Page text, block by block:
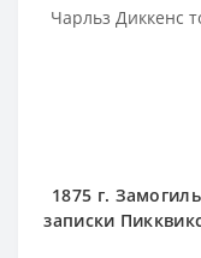
1875 г.
записки